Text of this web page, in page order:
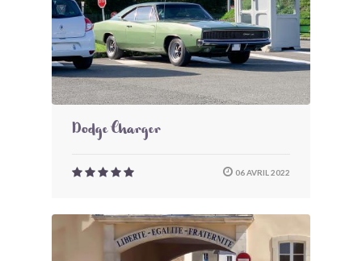
Dodge Charger
06 AVRIL 2022